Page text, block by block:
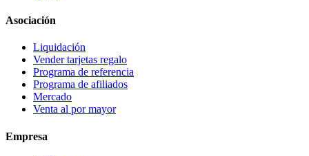
Asociación
Liquidación
Vender tarjetas regalo
Programa de referencia
Programa de afiliados
Mercado
Venta al por mayor
Empresa